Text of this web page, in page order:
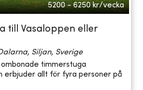
5200 - 6250 kr/vecka
till Vasaloppen eller
Siljan, Sverige
timmerstuga
erbjuder allt för fyra personer på